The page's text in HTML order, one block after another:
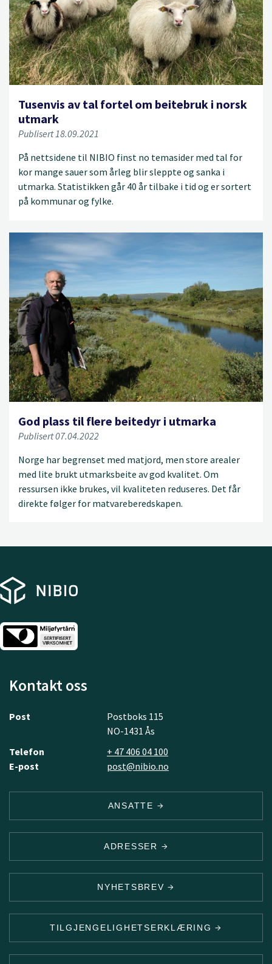
Tusenvis av tal fortel om beitebruk i norsk
utmark
Publisert 18.09.2021
På nettsidene til NIBIO finst no temasider med tal for
kor mange sauer som årleg blir sleppte og sanka i
utmarka. Statistikken går 40 år tilbake i tid og er sortert
på kommunar og fylke.
God plass til flere beitedyr i utmarka
Publisert 07.04.2022
Norge har begrenset med matjord, men store arealer
med lite brukt utmarksbeite av god kvalitet. Om
ressursen ikke brukes, vil kvaliteten reduseres. Det får
direkte følger for matvareberedskapen.
Kontakt oss
Post
Postboks 115
NO-1431 Ås
Telefon
+ 47 406 04 100
E-post
post@nibio.no
ANSATTE
ADRESSER
NYHETSBREV
TILGJENGELIGHETSERKLÆRING